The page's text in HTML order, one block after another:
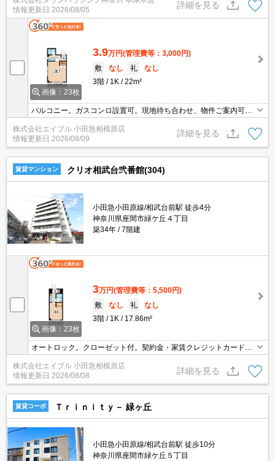
情報更新日 2026/08/05
詳細を見る
画像：23枚
3.9万円(管理費等：3,000円)
敷
なし 礼
なし
3階
1K 22m²
バルコニー。ガスコンロ設置可。現地待ち合わせ、物件ご案内可
能。生活環境良好。退去時、ルームクリーニング費用は実費でご負
担願います。保証会社加入要(初回保証料賃料の80%、引落手数料6
60円)。
株式会社エイブル 小田急相模原店
情報更新日 2026/08/09
詳細を見る
賃貸マンション クリオ相武台弐番館(304)
小田急小田原線/相武台前駅 徒歩4分
神奈川県座間市緑ケ丘４丁目
築34年
7階建
画像：23枚
3万円(管理費等：5,500円)
敷
なし 礼
なし
3階
1K 17.86m²
オートロック。クローゼット付。契約金・家賃クレジットカード払
い可（ポイント還元あり）。エレベーターあり。分譲賃貸。オンラ
イン対応可。2026年8月末までにご契約の方、1ヶ月家賃フリーレン
ト。
株式会社エイブル 小田急相模原店
情報更新日 2026/08/08
詳細を見る
賃貸コーポ Ｔｒｉｎｉｔｙ－ 緑ヶ丘
小田急小田原線/相武台前駅 徒歩10分
神奈川県座間市緑ケ丘５丁目